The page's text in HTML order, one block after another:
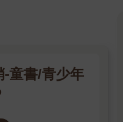
-童書/青少年